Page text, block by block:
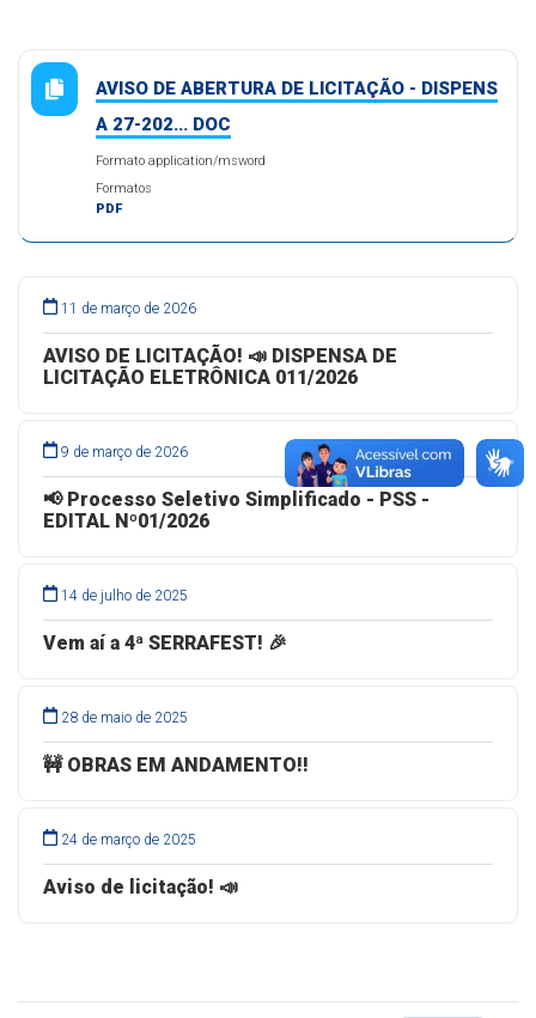
AVISO DE ABERTURA DE LICITAÇÃO - DISPENS
A 27-202... DOC
Formato application/msword
Formatos
PDF
11 de março de 2026
AVISO DE LICITAÇÃO! 📣 DISPENSA DE
LICITAÇÃO ELETRÔNICA 011/2026
9 de março de 2026
📢 Processo Seletivo Simplificado - PSS -
EDITAL Nº01/2026
14 de julho de 2025
Vem aí a 4ª SERRAFEST! 🎉
28 de maio de 2025
🚧 OBRAS EM ANDAMENTO!!
24 de março de 2025
Aviso de licitação! 📣